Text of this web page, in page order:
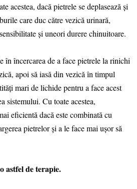
acestea, dacă pietrele se deplasează și
care duc către vezică urinară,
și uneori durere chinuitoare.
în încercarea de a face pietrele la rinichi
apoi să iasă din vezică în timpul
mari de lichide pentru a face acest
sistemului. Cu toate acestea,
eficientă dacă este combinată cu
pietrelor și a le face mai ușor să
astfel de terapie.